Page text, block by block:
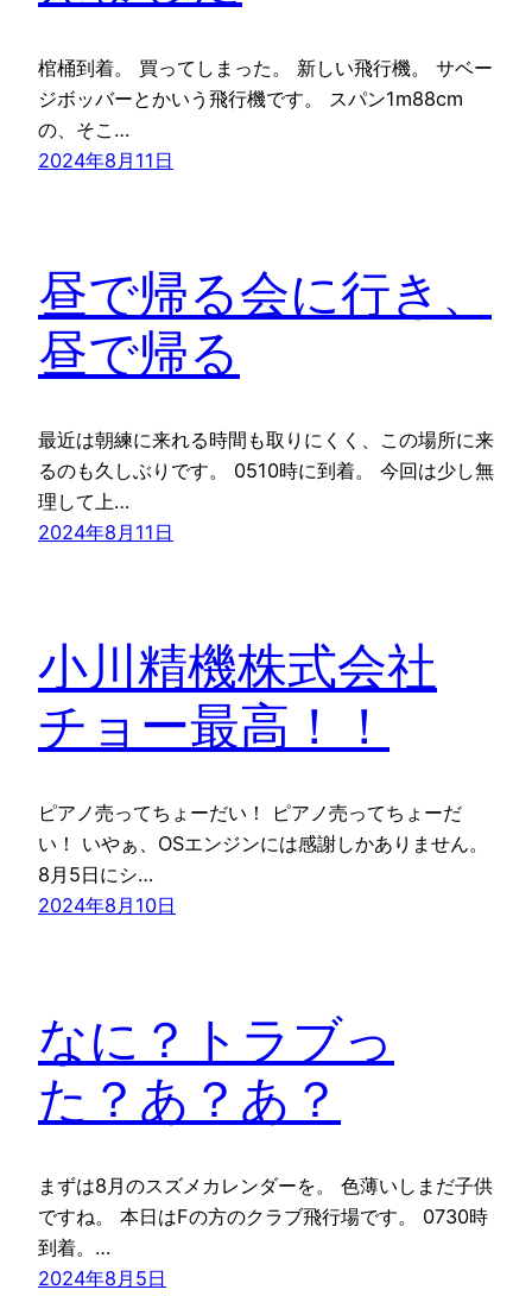
棺桶到着。 買ってしまった。 新しい飛行機。 サベー
ジボッバーとかいう飛行機です。 スパン1m88cm
の、そこ…
2024年8月11日
昼で帰る会に行き、
昼で帰る
最近は朝練に来れる時間も取りにくく、この場所に来
るのも久しぶりです。 0510時に到着。 今回は少し無
理して上…
2024年8月11日
小川精機株式会社
チョー最高！！
ピアノ売ってちょーだい！ ピアノ売ってちょーだ
い！ いやぁ、OSエンジンには感謝しかありません。
8月5日にシ…
2024年8月10日
なに？トラブっ
た？あ？あ？
まずは8月のスズメカレンダーを。 色薄いしまだ子供
ですね。 本日はFの方のクラブ飛行場です。 0730時
到着。…
2024年8月5日